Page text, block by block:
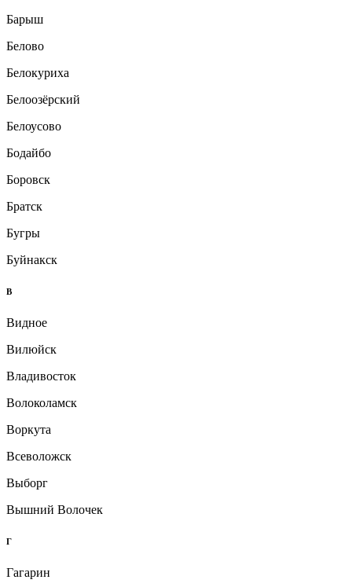
Барыш
Белово
Белокуриха
Белоозёрский
Белоусово
Бодайбо
Боровск
Братск
Бугры
Буйнакск
В
Видное
Вилюйск
Владивосток
Волоколамск
Воркута
Всеволожск
Выборг
Вышний Волочек
Г
Гагарин